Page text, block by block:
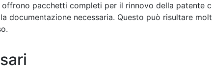
pacchetti completi per il rinnovo della patente
documentazione necessaria. Questo può risultare